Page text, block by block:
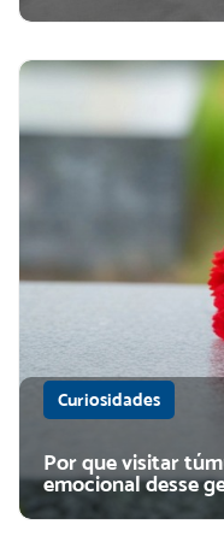
Curiosidades
Por que visitar
emocional desse